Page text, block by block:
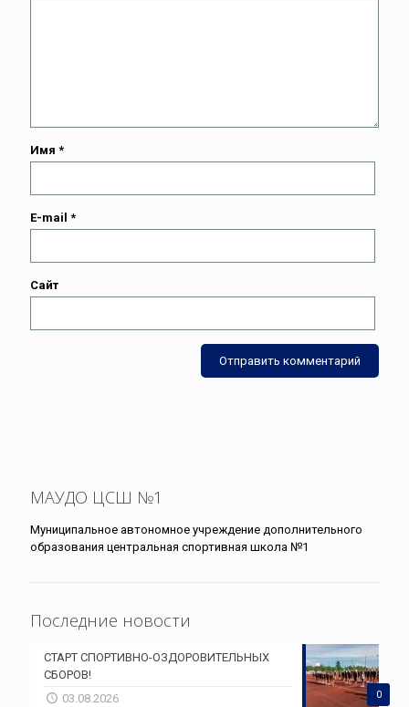
Имя *
E-mail *
Сайт
МАУДО ЦСШ №1
Муниципальное автономное учреждение дополнительного
образования центральная спортивная школа №1
Последние новости
0
СТАРТ СПОРТИВНО-ОЗДОРОВИТЕЛЬНЫХ
СБОРОВ!
03.08.2026